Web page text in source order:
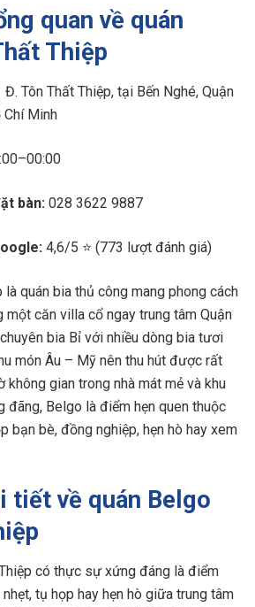
quan về quán
Thiệp
Tôn Thất Thiệp, tại Bến Nghé, Quận
Chí Minh
bàn:028 3622 9887
4,6/5 ⭐ (773 lượt đánh giá)
là quán bia thủ công mang phong cách
một căn villa cổ ngay trung tâm Quận
bia Bỉ với nhiều dòng bia tươi
món Âu – Mỹ nên thu hút được rất
không gian trong nhà mát mẻ và khu
đãng, Belgo là điểm hẹn quen thuộc
bạn bè, đồng nghiệp, hẹn hò hay xem
tiết về quán Belgo
có thực sự xứng đáng là điểm
tụ họp hay hẹn hò giữa trung tâm